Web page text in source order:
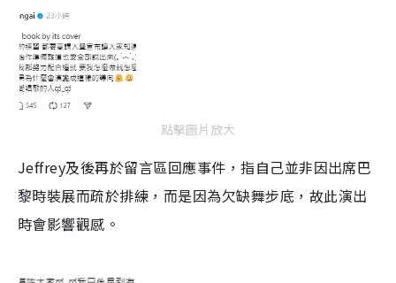
點擊圖片放大
Jeffrey及後再於留言區回應事件，指自己並非因出席巴
黎時裝展而疏於排練，而是因為欠缺舞步底，故此演出
時會影響觀感。